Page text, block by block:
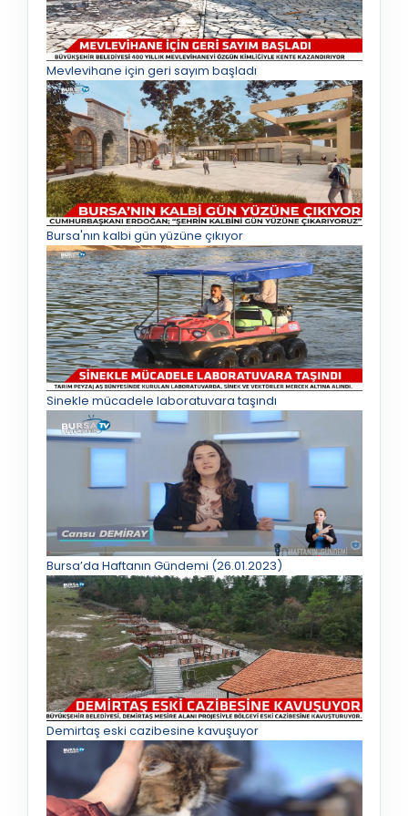
Mevlevihane için geri sayım başladı
Bursa'nın kalbi gün yüzüne çıkıyor
Sinekle mücadele laboratuvara taşındı
Bursa’da Haftanın Gündemi (26.01.2023)
Demirtaş eski cazibesine kavuşuyor